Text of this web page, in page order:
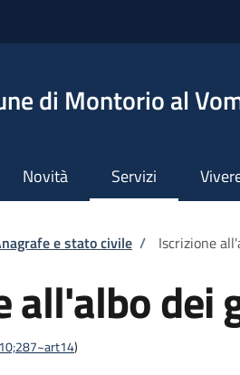
di Montorio al
Novità Servizi
pane
e stato civile / Iscrizione
all'albo dei
)